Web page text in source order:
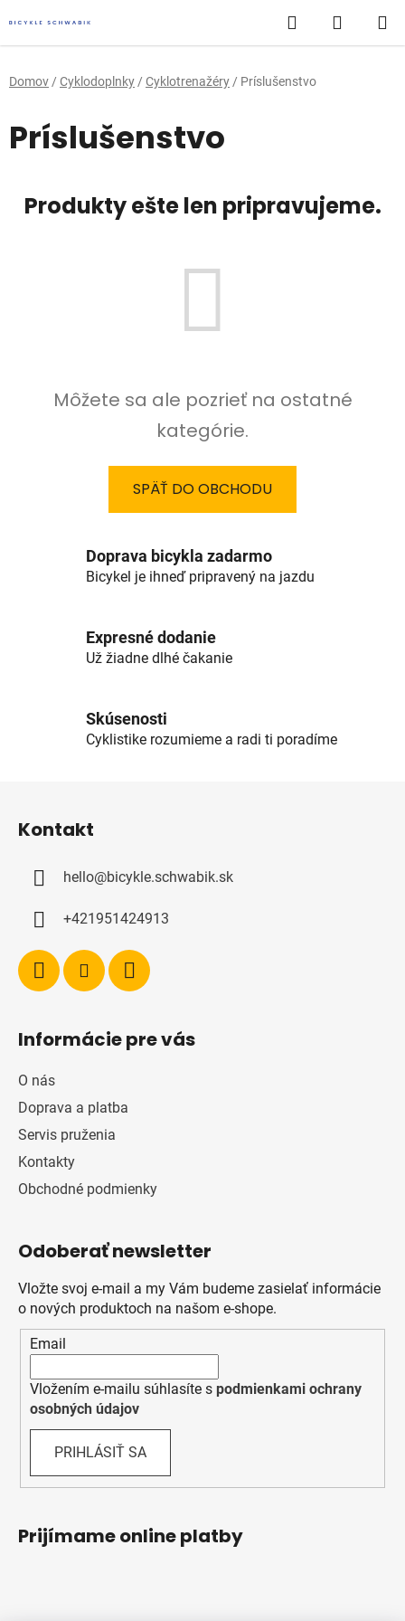
na
obsah
Hľadať
KOŠÍK
Domov / Cyklodoplnky / Cyklotrenažéry / Príslušenstvo
Príslušenstvo
Produkty ešte len pripravujeme.
Môžete sa ale pozrieť na ostatné
kategórie.
SPÄŤ DO OBCHODU
Doprava bicykla zadarmo
Bicykel je ihneď pripravený na jazdu
Expresné dodanie
Už žiadne dlhé čakanie
Skúsenosti
Cyklistike rozumieme a radi ti poradíme
Kontakt
hello@bicykle.schwabik.sk
+421951424913
Informácie pre vás
O nás
Doprava a platba
Servis pruženia
Kontakty
Obchodné podmienky
Odoberať newsletter
Vložte svoj e-mail a my Vám budeme zasielať informácie
o nových produktoch na našom e-shope.
Email
Vložením e-mailu súhlasíte s podmienkami ochrany
osobných údajov
PRIHLÁSIŤ SA
Prijímame online platby